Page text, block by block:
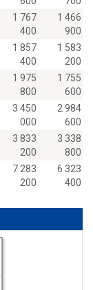
1 767
400
1 466
900
1 857
400
1 583
200
1 975
800
1 755
600
3 450
000
2 984
600
3 833
200
3 338
800
7 283
200
6 323
400